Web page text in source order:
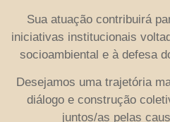
Sua atuação contribuirá
iniciativas institucionais
socioambiental e à defesa
Desejamos uma trajetória
diálogo e construção
juntos/as pelas